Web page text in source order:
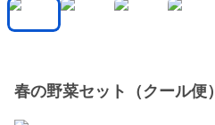
春の野菜セット（クール便）